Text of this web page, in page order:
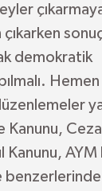
demokratik
Hemen
Kanunu, Ceza
AYM
benzerlerinde